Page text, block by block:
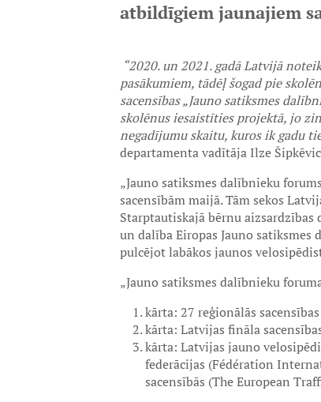
atbildīgiem jaunajiem
“2020. un 2021. gadā Latvijā
pasākumiem, tādēļ šogad pie
sacensības „Jauno satiksmes
skolēnus iesaistīties projektā, jo
negadījumu skaitu, kuros ik gadu
departamenta vadītāja Ilze
„Jauno satiksmes dalībnieku
sacensībām maijā. Tām sekos
Starptautiskajā bērnu aizsardzības
un dalība Eiropas Jauno satiksmes
pulcējot labākos jaunos
„Jauno satiksmes dalībnieku
kārta: 27 reģionālās
kārta: Latvijas fināla
kārta: Latvijas jauno
federācijas (Fédération
sacensībās (The European